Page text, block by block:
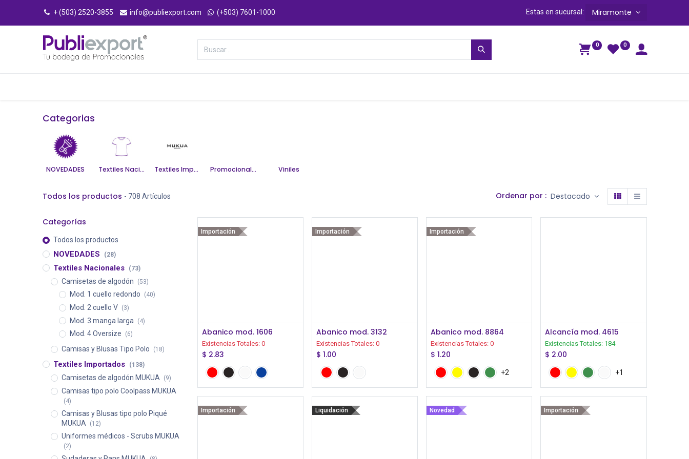
+ (503) 2520-3855 info@publiexport.com (+503) 7601-1000 Estas en sucursal: Miramonte
0 0
Categorias
NOVEDADES Textiles Nacionales Textiles Importados Promocionales Viniles
Todos los productos - 708 Artículos Ordenar por : Destacado
Categorías
Todos los productos
NOVEDADES (28)
Textiles Nacionales (73)
Camisetas de algodón (53)
Mod. 1 cuello redondo (40)
Mod. 2 cuello V (3)
Mod. 3 manga larga (4)
Mod. 4 Oversize (6)
Camisas y Blusas Tipo Polo (18)
Textiles Importados (138)
Camisetas de algodón MUKUA (9)
Camisas tipo polo Coolpass MUKUA
(4)
Camisas y Blusas tipo polo Piqué
MUKUA
(12)
Uniformes médicos - Scrubs MUKUA
(2)
Importación
Iniciar Sesión
Abanico mod. 1606
Existencias Totales: 0
$ 2.83
Importación
Iniciar Sesión
Abanico mod. 3132
Existencias Totales: 0
$ 1.00
Importación
Iniciar Sesión
Abanico mod. 8864
Existencias Totales:0
$1.20
+2
Iniciar Sesión
Alcancía mod. 4615
Existencias Totales: 184
$ 2.00
+1
Importación Liquidación Novedad Importación